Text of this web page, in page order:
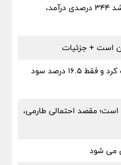
زیان ۱۱ همتی بانک ایران‌زمین؛ چرا رشد ۳۴۴ درصدی درآمد،
است + جزئیات
تراز بانک اقتصاد نوین ۳۰ واحد افت کرد و فقط ۱۶.۵ درصد سود
است؛ مقصد احتمالی طارمی،
می شود